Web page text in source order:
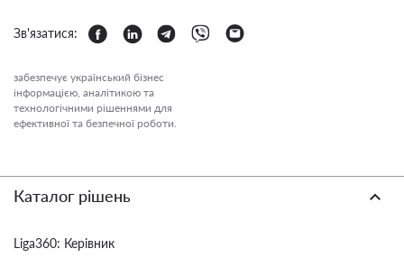
Зв'язатися:
забезпечує український бізнес
інформацією, аналітикою та
технологічними рішеннями для
ефективної та безпечної роботи.
Каталог рішень
Liga360: Керівник